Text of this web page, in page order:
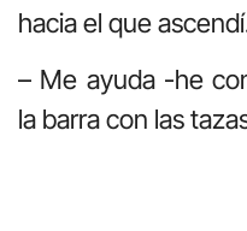
hacia el que
– Me ayuda -he
la barra con las